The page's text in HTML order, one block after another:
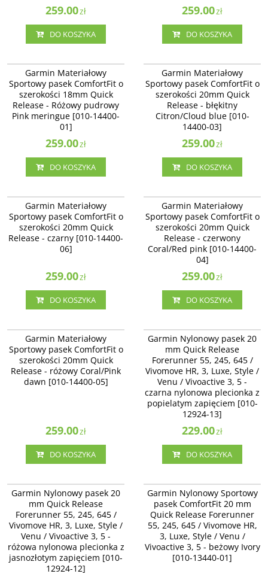
259.00zł
DO KOSZYKA
259.00zł
DO KOSZYKA
Garmin Materiałowy Sportowy
pasek ComfortFit o szerokości
18mm Quick Release - Różowy
pudrowy Pink meringue [010-
14400-01]
Garmin Materiałowy
Sportowy pasek ComfortFit o
szerokości 18mm Quick
Release - Różowy pudrowy
Pink meringue [010-14400-
01]
259.00zł
DO KOSZYKA
Garmin Materiałowy Sportowy
pasek ComfortFit o szerokości
20mm Quick Release - błękitny
Citron/Cloud blue [010-14400-03]
Garmin Materiałowy
Sportowy pasek ComfortFit o
szerokości 20mm Quick
Release - błękitny
Citron/Cloud blue [010-
14400-03]
259.00zł
DO KOSZYKA
Garmin Materiałowy Sportowy
pasek ComfortFit o szerokości
20mm Quick Release - czarny [010-
14400-06]
Garmin Materiałowy
Sportowy pasek ComfortFit o
szerokości 20mm Quick
Release - czarny [010-14400-
06]
259.00zł
DO KOSZYKA
Garmin Materiałowy Sportowy
pasek ComfortFit o szerokości
20mm Quick Release - czerwony
Coral/Red pink [010-14400-04]
Garmin Materiałowy
Sportowy pasek ComfortFit o
szerokości 20mm Quick
Release - czerwony
Coral/Red pink [010-14400-
04]
259.00zł
DO KOSZYKA
Garmin Materiałowy Sportowy
pasek ComfortFit o szerokości
20mm Quick Release - różowy
Coral/Pink dawn [010-14400-05]
Garmin Materiałowy
Sportowy pasek ComfortFit o
szerokości 20mm Quick
Release - różowy Coral/Pink
dawn [010-14400-05]
259.00zł
DO KOSZYKA
Garmin Nylonowy pasek 20 mm
Quick Release Forerunner 55, 245,
645 / Vivomove HR, 3, Luxe, Style /
Venu / Vivoactive 3 - czarna
nylonowa plecionka z popielatym
zapięciem [010-12924-13]
Garmin Nylonowy pasek 20
mm Quick Release
Forerunner 55, 245, 645 /
Vivomove HR, 3, Luxe, Style /
Venu / Vivoactive 3, 5 -
czarna nylonowa plecionka z
popielatym zapięciem [010-
12924-13]
229.00zł
DO KOSZYKA
Garmin Nylonowy pasek 20 mm
Quick Release Forerunner 55, 245,
645 / Vivomove HR, 3, Luxe, Style /
Venu / Vivoactive 3 - różowa
nylonowa plecionka z jasnozłotym
zapięciem [010-12924-12]
Garmin Nylonowy pasek 20
mm Quick Release
Forerunner 55, 245, 645 /
Vivomove HR, 3, Luxe, Style /
Venu / Vivoactive 3, 5 -
różowa nylonowa plecionka z
jasnozłotym zapięciem [010-
12924-12]
Garmin Nylonowy Sportowy pasek
ComfortFit 20 mm Quick Release
Forerunner 55, 245, 645 /
Vivomove HR, 3, Luxe, Style / Venu
/ Vivoactive 3, 5 - beżowy Ivory
[010-13440-01]
Garmin Nylonowy Sportowy
pasek ComfortFit 20 mm
Quick Release Forerunner
55, 245, 645 / Vivomove HR,
3, Luxe, Style / Venu /
Vivoactive 3, 5 - beżowy Ivory
[010-13440-01]